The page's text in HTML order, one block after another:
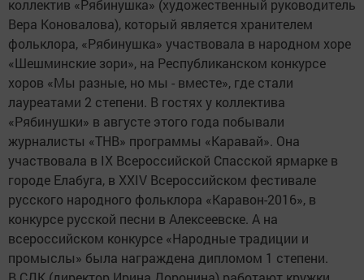
коллектив «Рябинушка» (художественный руководитель
Вера Коновалова), который является хранителем
фольклора, «Рябинушка» участвовала в народном хоре
«Шешминские зори», на Республиканском конкурсе
хоров «Мы разные, но мы - вместе», где стали
лауреатами 2 степени. В гостях у коллектива
«Рябинушки» в августе этого года побывали
журналисты «ТНВ» программы «Каравай». Она
участвовала в IX Всероссийской Спасской ярмарке в
городе Елабуга, в XXIV Всероссийском фестивале
русского народного фольклора «Каравон-2016», в
конкурсе русской песни в Алексеевске. А на
всероссийском конкурсе «Народные традиции и
промыслы» была награждена дипломом 1 степени.